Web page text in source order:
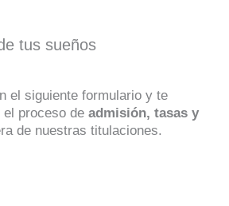
tus sueños
el siguiente formulario y te
proceso de admisión, tasas y
de nuestras titulaciones.